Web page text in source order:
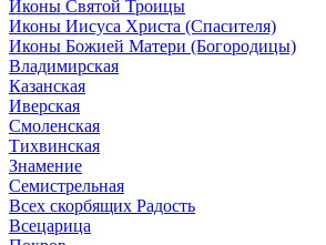
Иконы Святой Троицы
Иконы Иисуса Христа (Спасителя)
Иконы Божией Матери (Богородицы)
Владимирская
Казанская
Иверская
Смоленская
Тихвинская
Знамение
Семистрельная
Всех скорбящих Радость
Всецарица